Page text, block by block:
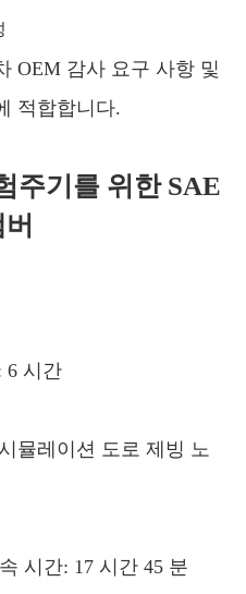
OEM 감사 요구 사항 및
적합합니다.
주기를 위한 SAE
6 시간
뮬레이션 도로 제빙 노
시간: 17 시간 45 분